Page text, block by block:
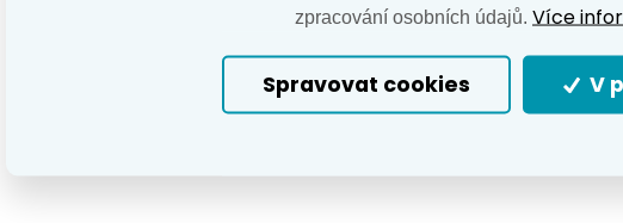
zpracování osobních údajů. Více
Spravovat cookies V